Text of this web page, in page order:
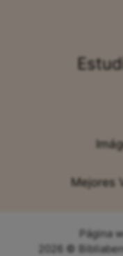
Mejores
Página
2026 ©